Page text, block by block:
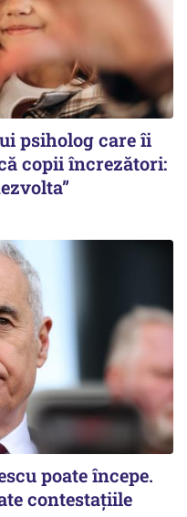
psiholog care îi
copii încrezători:
poate începe.
contestațiile